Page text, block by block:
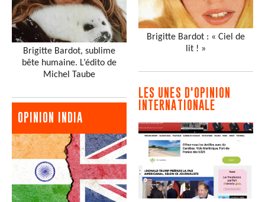
Brigitte Bardot, sublime
bête humaine. L’édito de
Michel Taube
OPINION INDIA
Brigitte Bardot : « Ciel de
lit ! »
LES UNES D'OPINION
INTERNATIONALE